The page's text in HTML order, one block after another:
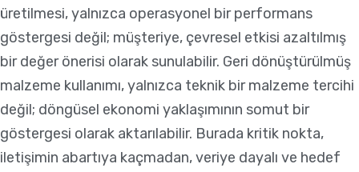
üretilmesi, yalnızca operasyonel bir performans
göstergesi değil; müşteriye, çevresel etkisi azaltılmış
bir değer önerisi olarak sunulabilir. Geri dönüştürülmüş
malzeme kullanımı, yalnızca teknik bir malzeme tercihi
değil; döngüsel ekonomi yaklaşımının somut bir
göstergesi olarak aktarılabilir. Burada kritik nokta,
iletişimin abartıya kaçmadan, veriye dayalı ve hedef